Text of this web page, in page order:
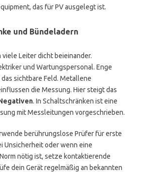
das für PV ausgelegt ist.
und Bündeladern
Leiter dicht beieinander.
und Wartungspersonal. Enge
sichtbare Feld. Metallene
die Messung. Hier steigt das
. In Schaltschränken ist eine
mit Messleitungen vorgeschrieben.
berührungslose Prüfer für erste
Unsicherheit oder wenn eine
nötig ist, setze kontaktierende
dein Gerät regelmäßig an bekannten